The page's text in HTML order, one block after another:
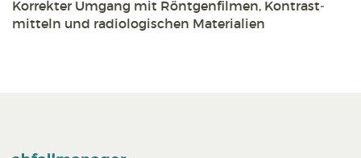
Korrekter Umgang mit Röntgen­filmen, Kontrast­
mitteln und radiologischen Materialien